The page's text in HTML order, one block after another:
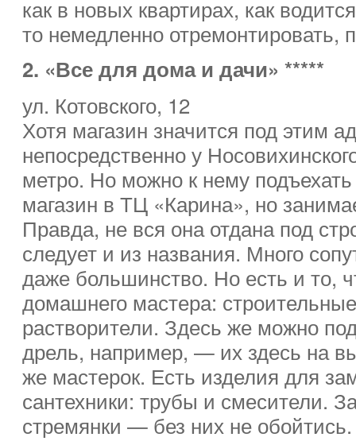
как в новых квартирах, как
то немедленно отремонтировать,
2. «Все для дома и дачи» *****
ул. Котовского, 12
Хотя магазин значится под этим
непосредственно у
метро. Но можно к нему
магазин в ТЦ «Карина», но
Правда, не вся она отдана под
следует и из названия. Много
даже большинство. Но есть и то,
домашнего мастера:
растворители. Здесь же можно
дрель, например, — их здесь на
же мастерок. Есть изделия для
сантехники: трубы и смесители.
стремянки — без них не обойтись.